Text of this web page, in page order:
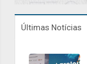
Últimas Notícias